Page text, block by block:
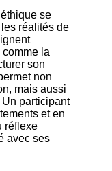
se
réalités de
comme la
son
non
mais aussi
participant
et en
réflexe
avec ses